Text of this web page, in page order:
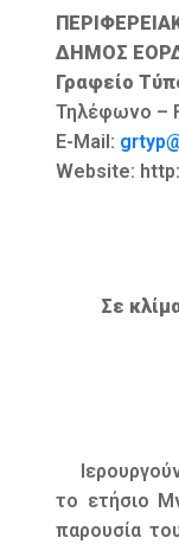
ΔΗΜΟΣ
Γραφείο
Τηλέφωνο –
E-Mail:
Website:
Σε
το ετήσιο
παρουσία